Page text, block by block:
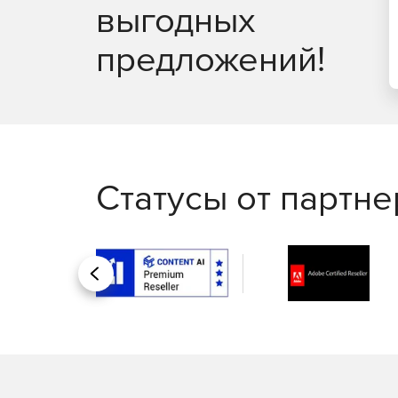
Почтовый шлюз в составе продукта TrustPort
и защищает корпоративные данные.
антиспамом, каждый из которых может
документы, проводит проверку подлинности
на веб-серверы. Кроме того, веб-шлюз
В TrustPort Net Gateway 2016 реализован новый
предоставляются понятные отчеты и
основные настройки и отключать не
выгодных
предложений!
Статусы от
Назад